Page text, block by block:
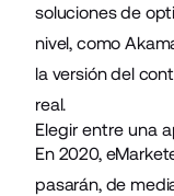
soluciones de
nivel, como
la versión del
real.
Elegir entre una
En 2020,
pasarán, de